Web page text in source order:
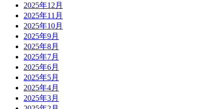
2025年12月
2025年11月
2025年10月
2025年9月
2025年8月
2025年7月
2025年6月
2025年5月
2025年4月
2025年3月